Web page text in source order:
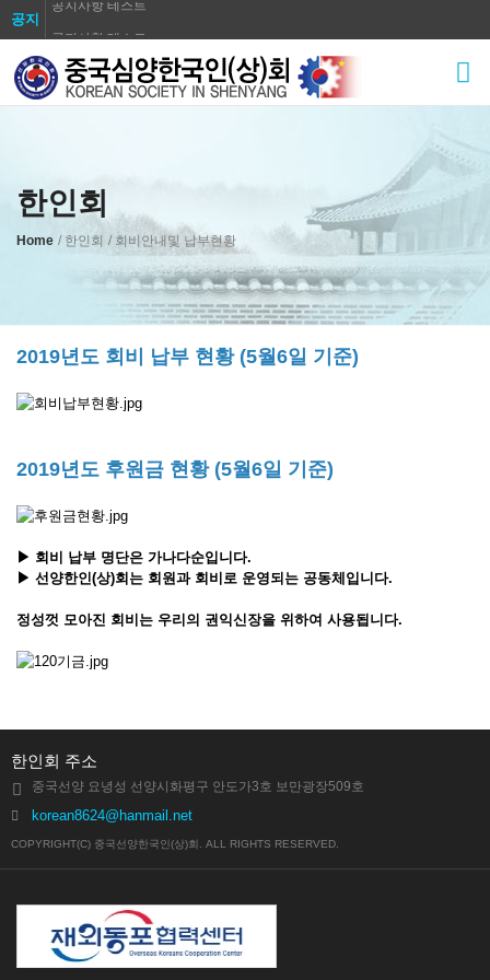
공지
공지사항 테스트
공지사항 테스트
공지사항 테스트
공지사항 테스트
공지사항 테스트
공지사항 테스트
한인회
Home / 한인회 / 회비안내및 납부현황
2019년도 회비 납부 현황 (5월6일 기준)
2019년도 후원금 현황 (5월6일 기준)
▶ 회비 납부 명단은 가나다순입니다.
▶ 선양한인(상)회는 회원과 회비로 운영되는 공동체입니다.
정성껏 모아진 회비는 우리의 권익신장을 위하여 사용됩니다.
한인회 주소
중국선양 요녕성 선양시화평구 안도가3호 보만광장509호
korean8624@hanmail.net
COPYRIGHT(C) 중국선양한국인(상)회. ALL RIGHTS RESERVED.